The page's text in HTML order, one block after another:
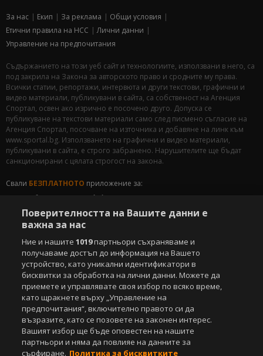
За нас Екип За рекламa
Общи условия
Етични правила на НСС
Лични данни
Управление на предпочитания
Съдържанието на този уеб сайт и технологиите, използвани в него, са
под закрила на Закона за авторското право и сродните му права.
Всички статии, репортажи, интервюта и други текстови, графични и
видео материали, публикувани в сайта, са собственост на Агенция
Спортал, освен ако изрично е посочено друго. Допуска се
публикуване на текстови материали само след писмено съгласие на
Агенция Спортал, посочване на източника и добавяне на линк към
www.sportal.bg. Използването на графични и видео материали,
публикувани в сайта, е строго забранено. Нарушителите ще бъдат
санкционирани с цялата строгост на закона.
Свали БЕЗПЛАТНОТО приложение за:
Поверителността на Вашите данни е
важна за нас
Ние и нашите1019партньори съхраняваме и
получаваме достъп до информация на Вашето
устройство, като уникални идентификатори в
бисквитки за обработка на лични данни. Можете да
приемете и управлявате своя избор по всяко време,
като щракнете върху „Управление на
предпочитания“, включително правото си да
възразите, като се позовете на законен интерес.
Вашият избор ще бъде оповестен на нашите
партньори и няма да повлияе на данните за
сърфиране. Политика за бисквитките